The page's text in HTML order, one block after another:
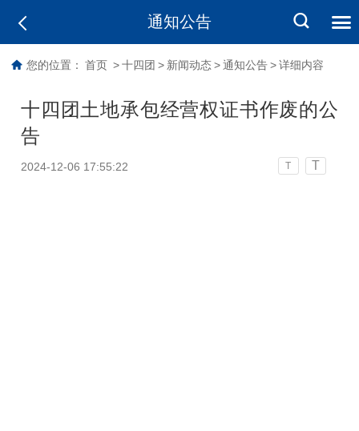
通知公告
您的位置： 首页 > 十四团 > 新闻动态 > 通知公告 > 详细内容
十四团土地承包经营权证书作废的公
告
2024-12-06 17:55:22 T T